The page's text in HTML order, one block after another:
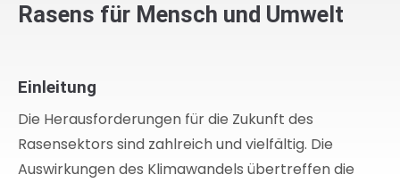
Rasens für Mensch und Umwelt
Einleitung
Die Herausforderungen für die Zukunft des
Rasensektors sind zahlreich und vielfältig. Die
Auswirkungen des Klimawandels übertreffen die